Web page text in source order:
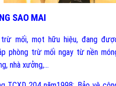
SAO MAI
mối, mọt hữu hiệu, đang
phòng trừ mối ngay từ nền
nhà xưởng,…